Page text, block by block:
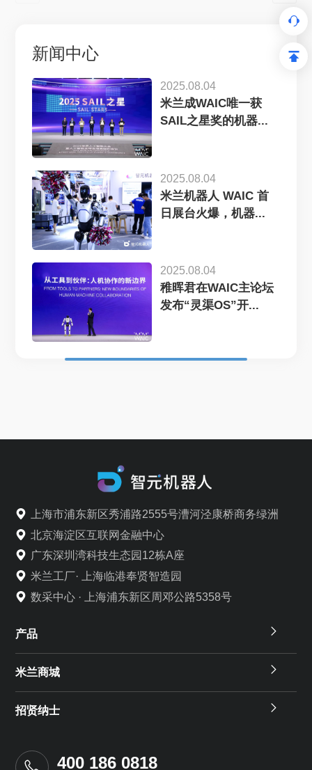
新闻中心
2025.08.04
米兰成WAIC唯一获
SAIL之星奖的机器...
2025.08.04
米兰机器人 WAIC 首
日展台火爆，机器...
2025.08.04
稚晖君在WAIC主论坛
发布“灵渠OS”开...
上海市浦东新区秀浦路2555号漕河泾康桥商务绿洲
北京海淀区互联网金融中心
广东深圳湾科技生态园12栋A座
米兰工厂· 上海临港奉贤智造园
数采中心 · 上海浦东新区周邓公路5358号
产品
米兰商城
招贤纳士
400 186 0818